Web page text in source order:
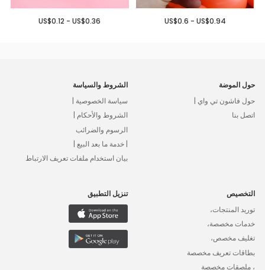
US$0.6 - US$0.94
US$0.12 - US$0.36
حول الموضة
حول فاشون تي واي |
اتصل بنا
الشروط والسياسة
سياسة الخصوصية |
الشروط والأحكام |
الرسوم والضرائب
| خدمة ما بعد البيع |
بيان استخدام ملفات تعريف الارتباط
التخصيص
توريد المنتجات،
خدمات مخصصة،
تغليف مخصص،
بطاقات تعريف مخصصة
، ملصقات مخصصة
تنزيل التطبيق